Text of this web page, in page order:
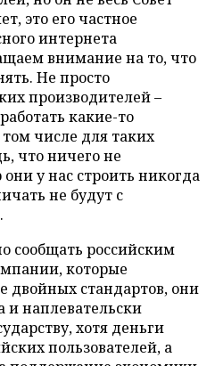
это его частное
интернета
внимание на то, что
Не просто
производителей –
какие-то
числе для таких
что ничего не
у нас строить никогда
не будут с
сообщать российским
которые
двойных стандартов, они
наплевательски
хотя деньги
пользователей, а